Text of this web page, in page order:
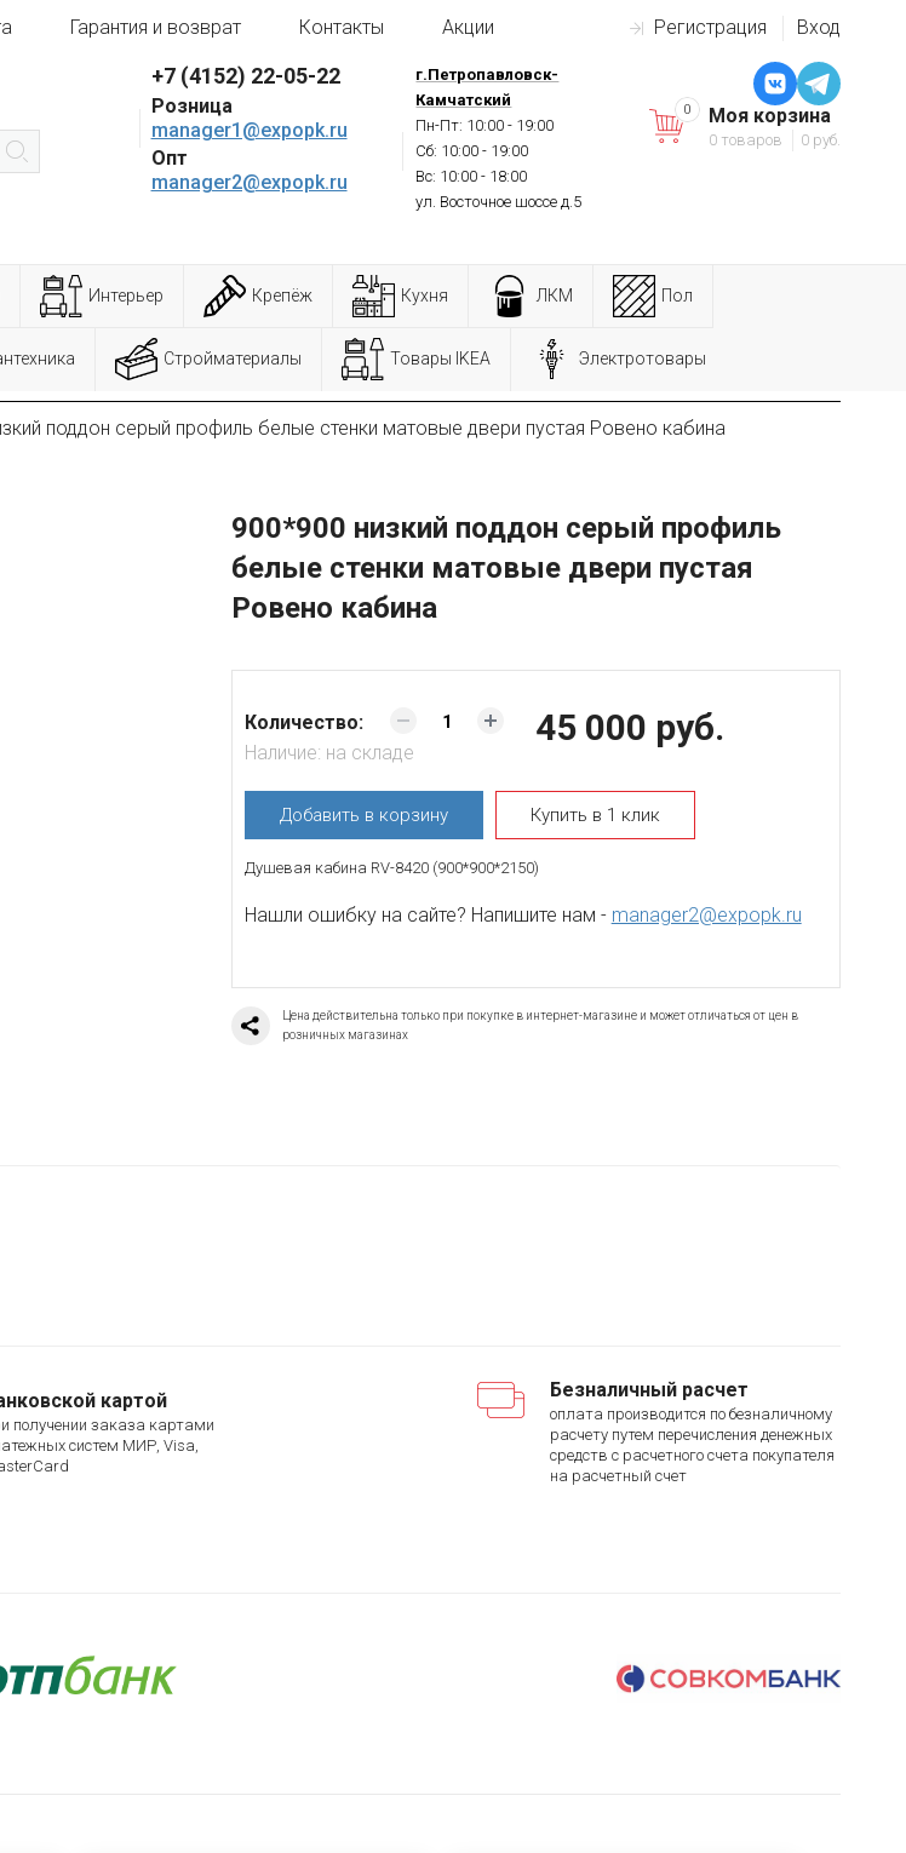
Регистрация Вход
Гарантия и возврат Контакты Акции
+7 (4152) 22-05-22
Розница
manager1@expopk.ru
Опт
manager2@expopk.ru
г.Петропавловск-
Камчатский
Пн-Пт: 10:00 - 19:00
Сб: 10:00 - 19:00
Вс: 10:00 - 18:00
ул. Восточное шоссе д.5
Моя корзина
0 товаров 0 руб.
0
Интерьер Крепёж Кухня ЛКМ Пол
Стройматериалы Товары IKEA Электротовары
поддон серый профиль белые стенки матовые двери пустая Ровено кабина
900*900 низкий поддон серый профиль
белые стенки матовые двери пустая
Ровено кабина
45 000 руб.
Количество:
Наличие: на складе
Добавить в корзину Купить в 1 клик
Душевая кабина RV-8420 (900*900*2150)
Нашли ошибку на сайте? Напишите нам - manager2@expopk.ru
Цена действительна только при покупке в интернет-магазине и может отличаться от цен в
розничных магазинах
картой
получении заказа картами
систем МИР, Visa,
Безналичный расчет
оплата производится по безналичному
расчету путем перечисления денежных
средств с расчетного счета покупателя
на расчетный счет